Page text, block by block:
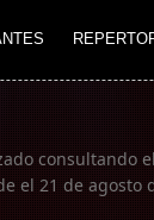
el 21 de